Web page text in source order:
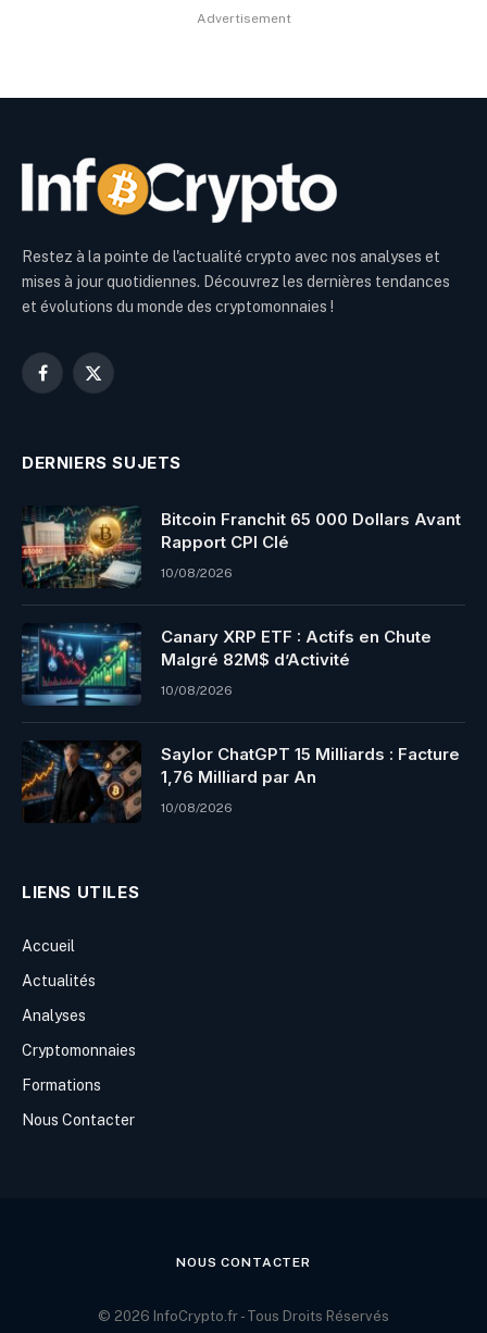
Advertisement
Restez à la pointe de l'actualité crypto avec nos analyses et
mises à jour quotidiennes. Découvrez les dernières tendances
et évolutions du monde des cryptomonnaies !
Facebook
X
DERNIERS SUJETS
Bitcoin Franchit 65 000 Dollars Avant
Rapport CPI Clé
10/08/2026
Canary XRP ETF : Actifs en Chute
Malgré 82M$ d’Activité
10/08/2026
Saylor ChatGPT 15 Milliards : Facture
1,76 Milliard par An
10/08/2026
LIENS UTILES
Accueil
Actualités
Analyses
Cryptomonnaies
Formations
Nous Contacter
NOUS CONTACTER
© 2026 InfoCrypto.fr - Tous Droits Réservés